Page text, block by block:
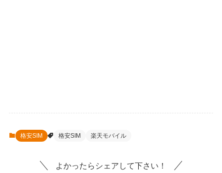
格安SIM 格安SIM 楽天モバイル
よかったらシェアして下さい！